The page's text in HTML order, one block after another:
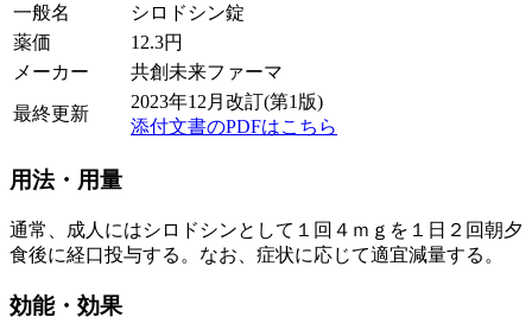
一般名
シロドシン錠
薬価
12.3円
メーカー
共創未来ファーマ
最終更新
2023年12月改訂(第1版)
添付文書のPDFはこちら
用法・用量
通常、成人にはシロドシンとして１回４ｍｇを１日２回朝夕
食後に経口投与する。なお、症状に応じて適宜減量する。
効能・効果